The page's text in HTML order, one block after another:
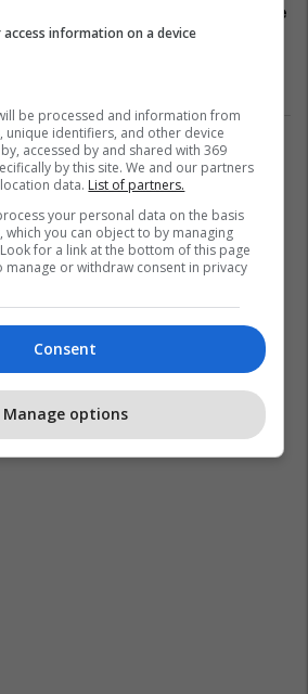
e ecura është më e dobishme se
për personat që duan të
1
information on a device
be processed and information from
unique identifiers, and other device
accessed by and shared with 369
by this site. We and our partners
data. List of partners.
your personal data on the basis
which you can object to by managing
for a link at the bottom of this page
manage or withdraw consent in privacy
Consent
Manage options